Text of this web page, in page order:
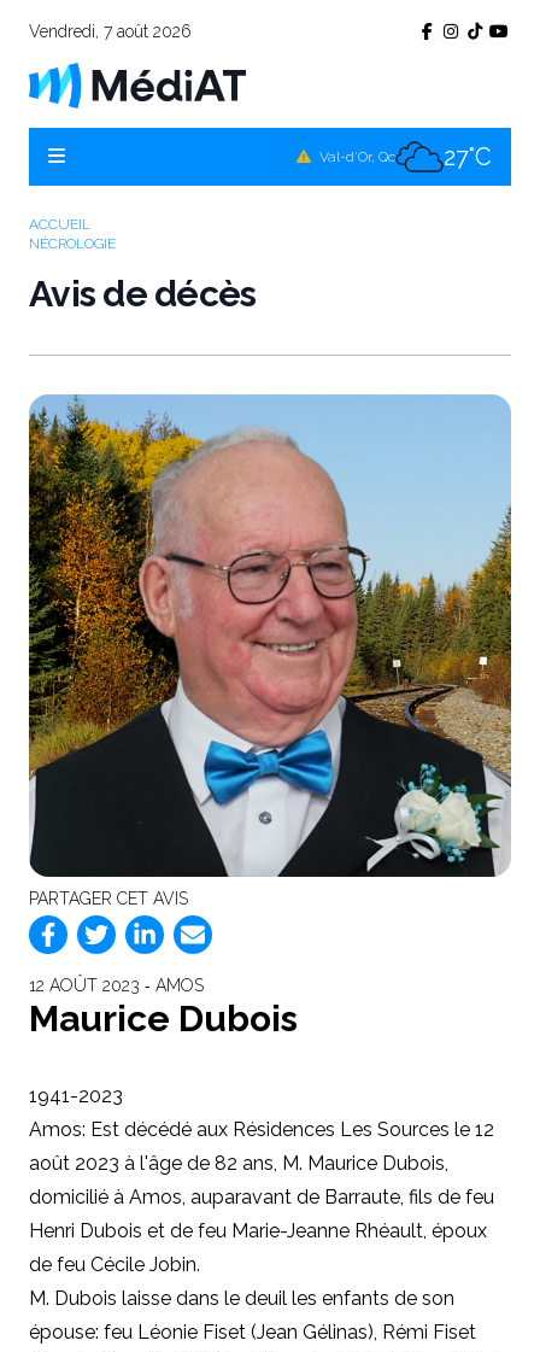
Vendredi, 7 août 2026
Val-d'Or, Qc 27°C
ACCUEIL
NÉCROLOGIE
Avis de décès
PARTAGER CET AVIS
12 AOÛT 2023 ‐ AMOS
Maurice Dubois
1941-2023
Amos: Est décédé aux Résidences Les Sources le 12
août 2023 à l'âge de 82 ans, M. Maurice Dubois,
domicilié à Amos, auparavant de Barraute, fils de feu
Henri Dubois et de feu Marie-Jeanne Rhéault, époux
de feu Cécile Jobin.
M. Dubois laisse dans le deuil les enfants de son
épouse: feu Léonie Fiset (Jean Gélinas), Rémi Fiset